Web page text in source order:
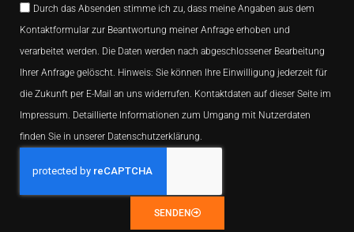
Durch das Absenden stimme ich zu, dass meine Angaben aus dem
Kontaktformular zur Beantwortung meiner Anfrage erhoben und
verarbeitet werden. Die Daten werden nach abgeschlossener Bearbeitung
Ihrer Anfrage gelöscht. Hinweis: Sie können Ihre Einwilligung jederzeit für
die Zukunft per E-Mail an uns widerrufen. Kontaktdaten auf dieser Seite im
Impressum. Detaillierte Informationen zum Umgang mit Nutzerdaten
finden Sie in unserer Datenschutzerklärung.
SENDEN